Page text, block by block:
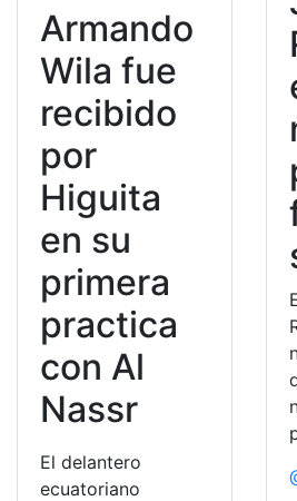
Armando
Wila fue
recibido
por
Higuita
en su
primera
practica
con Al
Nassr
El delantero
ecuatoriano